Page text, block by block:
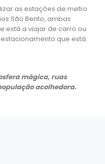
as estações de metro
São Bento, ambas
está a viajar de carro ou
que está
mágica, ruas
acolhedora.